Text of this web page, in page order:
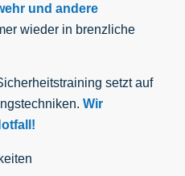
und andere
wieder in brenzliche
setzt auf
Wir